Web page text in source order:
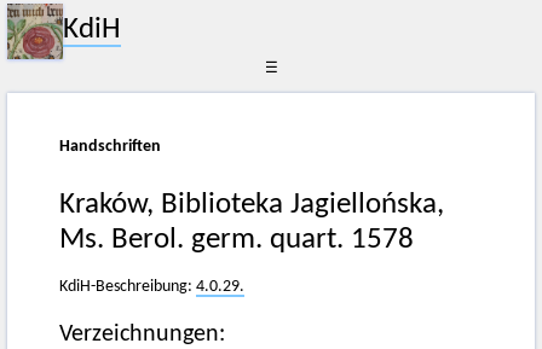
KdiH
☰
Handschriften
Kraków, Biblioteka Jagiellońska,
Ms. Berol. germ. quart. 1578
KdiH-Beschreibung:4.0.29.
Verzeichnungen: